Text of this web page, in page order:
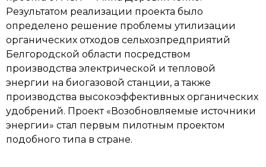
Результатом реализации проекта было
определено решение проблемы утилизации
органических отходов сельхозпредприятий
Белгородской области посредством
производства электрической и тепловой
энергии на биогазовой станции, а также
производства высокоэффективных органических
удобрений. Проект «Возобновляемые источники
энергии» стал первым пилотным проектом
подобного типа в стране.
Заполните заявку на
обратную связь
Feedback request